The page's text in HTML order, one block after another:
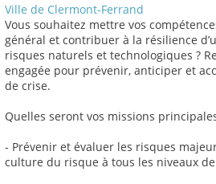
Ville de Clermont-Ferrand
Vous souhaitez mettre vos
général et contribuer à la résilience
risques naturels et technologiques ?
engagée pour prévenir, anticiper et
de crise.
Quelles seront vos missions
- Prévenir et évaluer les risques
culture du risque à tous les niveaux